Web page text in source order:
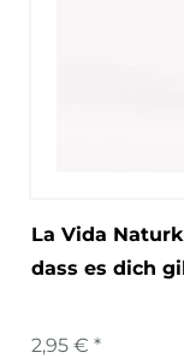
La Vida
dass es dich
2,95 € *